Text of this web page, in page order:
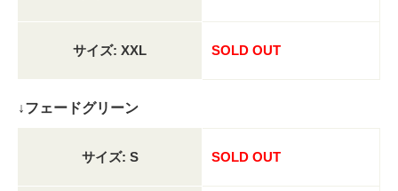
サイズ: XXL SOLD OUT
↓フェードグリーン
サイズ: S SOLD OUT